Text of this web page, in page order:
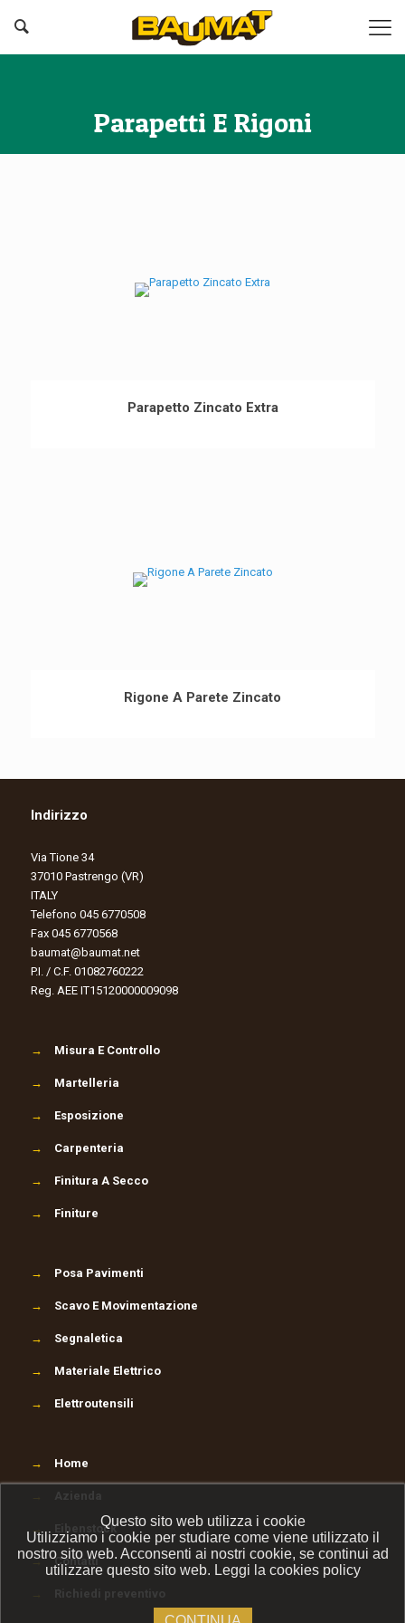
Questo sito web utilizza i cookie
Utilizziamo i cookie per studiare come viene utilizzato il
nostro sito web. Acconsenti ai nostri cookie, se continui ad
utilizzare questo sito web. Leggi la cookies policy
Parapetti E Rigoni
Parapetto Zincato Extra
Rigone A Parete Zincato
Indirizzo
Via Tione 34
37010 Pastrengo (VR)
ITALY
Telefono 045 6770508
Fax 045 6770568
baumat@baumat.net
P.I. / C.F. 01082760222
Reg. AEE IT15120000009098
→ Misura E Controllo
→ Martelleria
→ Esposizione
→ Carpenteria
→ Finitura A Secco
→ Finiture
→ Posa Pavimenti
→ Scavo E Movimentazione
→ Segnaletica
→ Materiale Elettrico
→ Elettroutensili
→ Home
Azienda
→ Eibenstock
→ Contatti
Richiedi preventivo